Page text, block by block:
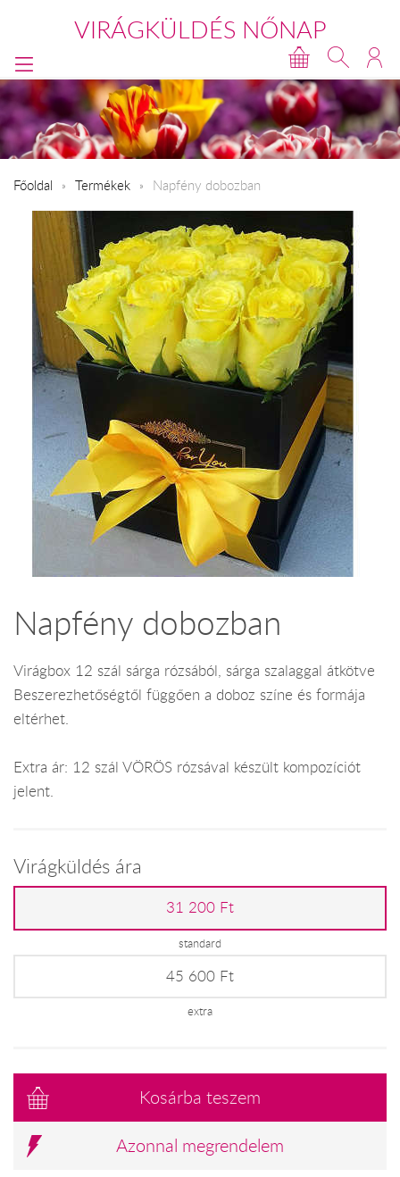
VIRÁGKÜLDÉS NŐNAP
Főoldal Termékek Napfény dobozban
Napfény dobozban
Virágbox 12 szál sárga rózsából, sárga szalaggal átkötve
Beszerezhetőségtől függően a doboz színe és formája
eltérhet.
Extra ár: 12 szál VÖRÖS rózsával készült kompozíciót
jelent.
Virágküldés ára
31 200 Ft
standard
45 600 Ft
extra
Kosárba teszem
Azonnal megrendelem